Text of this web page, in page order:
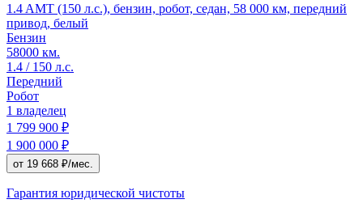
1.4 AMT (150 л.с.), бензин, робот, седан, 58 000 км, передний
привод, белый
Бензин
58000 км.
1.4 / 150 л.с.
Передний
Робот
1 владелец
1 799 900 ₽
1 900 000 ₽
от 19 668 ₽/мес.
Гарантия юридической чистоты